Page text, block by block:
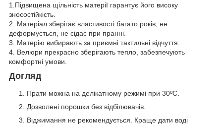
1.Підвищена щільність матерії гарантує його високу
зносостійкість.
2. Матеріал зберігає властивості багато років, не
деформується, не сідає при пранні.
3. Матерію вибирають за приємні тактильні відчуття.
4. Велюри прекрасно зберігають тепло, забезпечують
комфортні умови.
Догляд
Прати можна на делікатному режимі при 30ºC.
Дозволені порошки без відбілювачів.
Віджимання не рекомендується. Краще дати воді